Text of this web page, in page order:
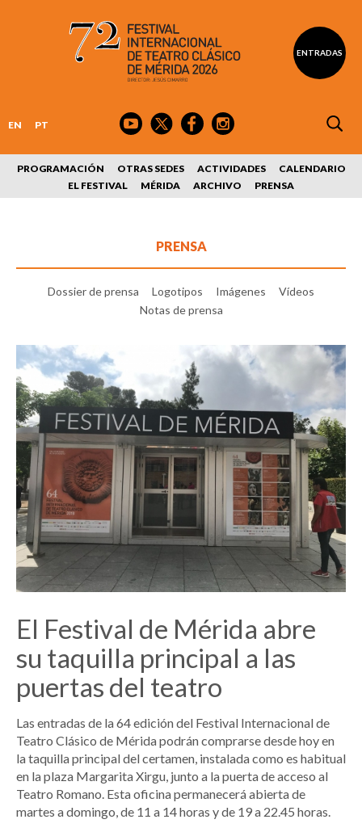
ENTRADAS
EN PT
PROGRAMACIÓN OTRAS SEDES ACTIVIDADES
CALENDARIO
EL FESTIVAL
MÉRIDA ARCHIVO PRENSA
PRENSA
Dossier de prensa Logotipos Imágenes
Vídeos
Notas de prensa
El Festival de Mérida abre
su taquilla principal a las
puertas del teatro
Las entradas de la 64 edición del Festival Internacional de
Teatro Clásico de Mérida podrán comprarse desde hoy en
la taquilla principal del certamen, instalada como es habitual
en la plaza Margarita Xirgu, junto a la puerta de acceso al
Teatro Romano. Esta oficina permanecerá abierta de
martes a domingo, de 11 a 14 horas y de 19 a 22.45 horas.